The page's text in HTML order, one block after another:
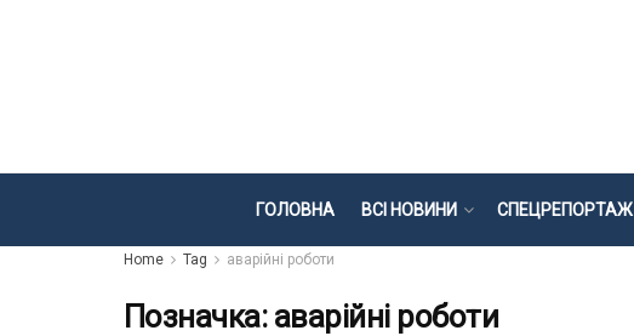
ГОЛОВНА ВСІ НОВИНИ СПЕЦРЕПОРТАЖ
Home Tag аварійні роботи
Позначка: аварійні роботи